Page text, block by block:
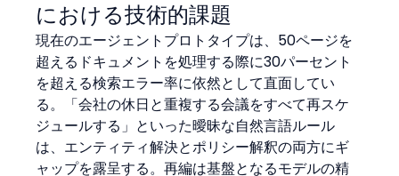
における技術的課題
現在のエージェントプロトタイプは、50ページを
超えるドキュメントを処理する際に30パーセント
を超える検索エラー率に依然として直面してい
る。「会社の休日と重複する会議をすべて再スケ
ジュールする」といった曖昧な自然言語ルール
は、エンティティ解決とポリシー解釈の両方にギ
ャップを露呈する。再編は基盤となるモデルの精